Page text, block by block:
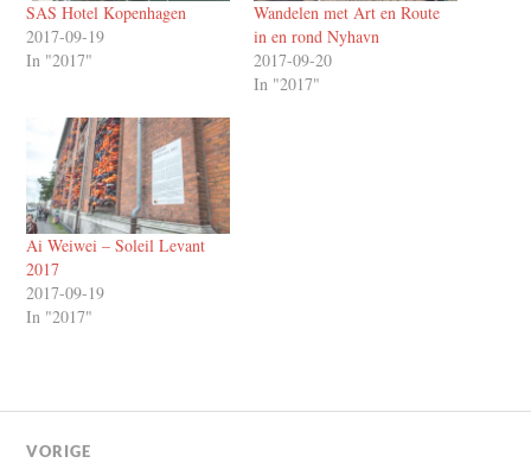
SAS Hotel Kopenhagen
2017-09-19
In "2017"
Wandelen met Art en Route
in en rond Nyhavn
2017-09-20
In "2017"
Ai Weiwei – Soleil Levant
2017
2017-09-19
In "2017"
VORIGE